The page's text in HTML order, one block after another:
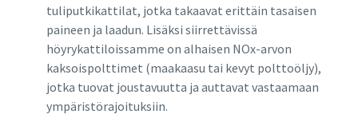
tuliputkikattilat, jotka takaavat erittäin tasaisen
paineen ja laadun. Lisäksi siirrettävissä
höyrykattiloissamme on alhaisen NOx-arvon
kaksoispolttimet (maakaasu tai kevyt polttoöljy),
jotka tuovat joustavuutta ja auttavat vastaamaan
ympäristörajoituksiin.